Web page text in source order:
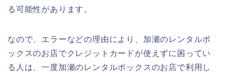
る可能性があります。
なので、エラーなどの理由により、加瀬のレンタルボ
ックスのお店でクレジットカードが使えずに困ってい
る人は、一度加瀬のレンタルボックスのお店で利用し